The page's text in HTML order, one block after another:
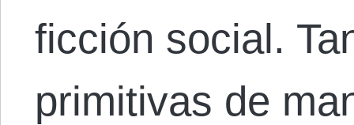
ficción social.
primitivas de